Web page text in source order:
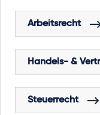
Arbeitsrecht
Handels- &
Steuerrecht